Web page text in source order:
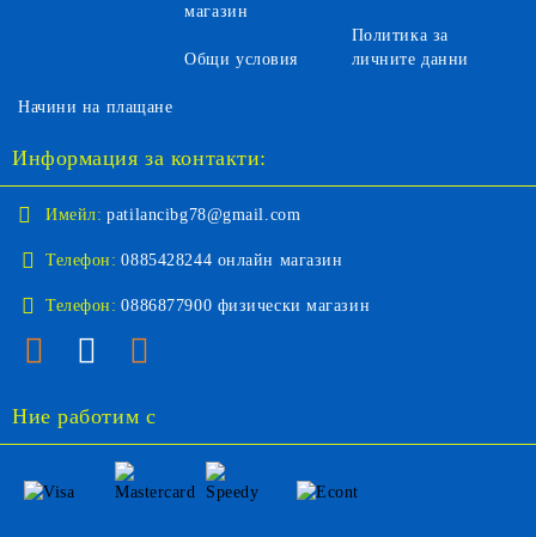
магазин
Общи условия
Политика за
личните данни
Начини на плащане
Информация за контакти:
Имейл: patilancibg78@gmail.com
Телефон: 0885428244 онлайн магазин
Телефон: 0886877900 физически магазин
Ние работим с